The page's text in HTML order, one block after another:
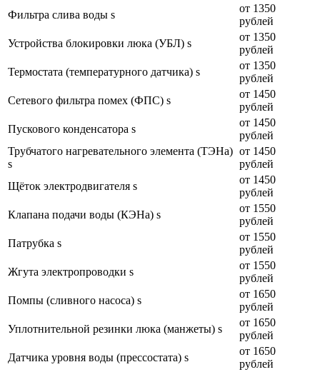
Фильтра слива воды s
от 1350
рублей
Устройства блокировки люка (УБЛ) s
от 1350
рублей
Термостата (температурного датчика) s
от 1350
рублей
Сетевого фильтра помех (ФПС) s
от 1450
рублей
Пускового конденсатора s
от 1450
рублей
Трубчатого нагревательного элемента (ТЭНа)
s
от 1450
рублей
Щёток электродвигателя s
от 1450
рублей
Клапана подачи воды (КЭНа) s
от 1550
рублей
Патрубка s
от 1550
рублей
Жгута электропроводки s
от 1550
рублей
Помпы (сливного насоса) s
от 1650
рублей
Уплотнительной резинки люка (манжеты) s
от 1650
рублей
Датчика уровня воды (прессостата) s
от 1650
рублей